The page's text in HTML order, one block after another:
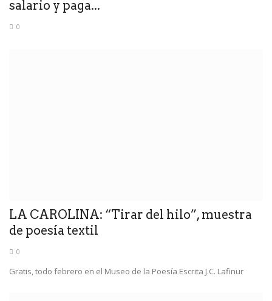
salario y paga...
0
LA CAROLINA: “Tirar del hilo”, muestra
de poesía textil
0
Gratis, todo febrero en el Museo de la Poesía Escrita J.C. Lafinur